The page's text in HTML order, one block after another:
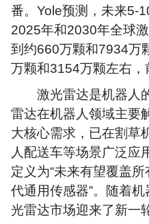
番。Yole预测，未来5-
2025年和2030年全球
到约660万颗和7934万
万颗和3154万颗左右，
激光雷达是机器人
雷达在机器人领域主要
大核心需求，已在割草
人配送车等场景广泛应
定义为“未来有望覆盖
代通用传感器”。随着
光雷达市场迎来了新一